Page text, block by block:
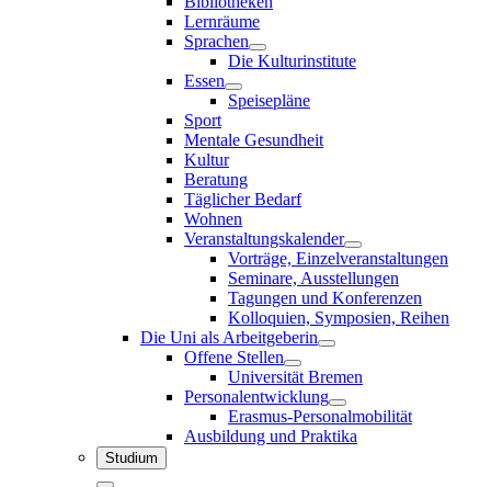
Lernräume
Sprachen
Die Kulturinstitute
Essen
Speisepläne
Sport
Mentale Gesundheit
Kultur
Beratung
Täglicher Bedarf
Wohnen
Veranstaltungskalender
Vorträge, Einzelveranstaltungen
Seminare, Ausstellungen
Tagungen und Konferenzen
Kolloquien, Symposien, Reihen
Die Uni als Arbeitgeberin
Offene Stellen
Universität Bremen
Personalentwicklung
Erasmus-Personalmobilität
Ausbildung und Praktika
Studium